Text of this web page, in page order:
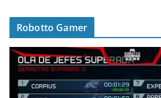
Robotto Gamer